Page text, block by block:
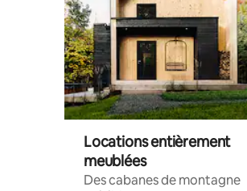
Locations entièrement
meublées
Des cabanes de montagne